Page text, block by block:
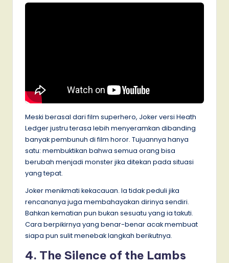
Meski berasal dari film superhero, Joker versi Heath
Ledger justru terasa lebih menyeramkan dibanding
banyak pembunuh di film horor. Tujuannya hanya
satu: membuktikan bahwa semua orang bisa
berubah menjadi monster jika ditekan pada situasi
yang tepat.
Joker menikmati kekacauan. Ia tidak peduli jika
rencananya juga membahayakan dirinya sendiri.
Bahkan kematian pun bukan sesuatu yang ia takuti.
Cara berpikirnya yang benar-benar acak membuat
siapa pun sulit menebak langkah berikutnya.
4. The Silence of the Lambs